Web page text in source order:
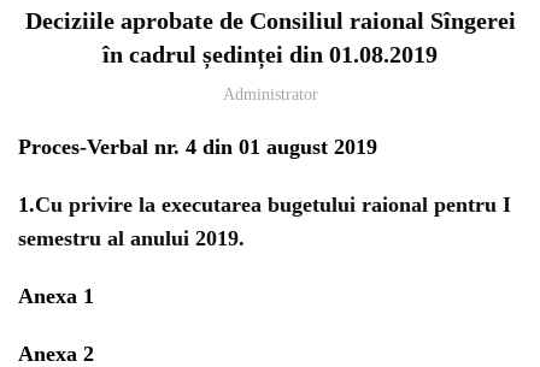
Deciziile aprobate de Consiliul raional Sîngerei
în cadrul ședinței din 01.08.2019
Administrator
Proces-Verbal nr. 4 din 01 august 2019
1.Cu privire la executarea bugetului raional pentru I
semestru al anului 2019.
Anexa 1
Anexa 2